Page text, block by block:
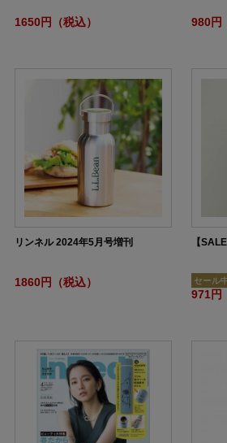
1650円（税込） 980円
リンネル 2024年5月号増刊
1860円（税込）
【
セール
971円